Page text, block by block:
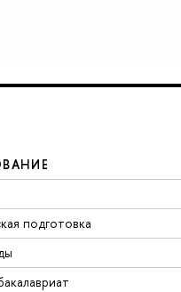
подготовка